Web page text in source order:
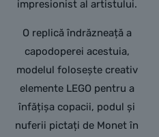
impresionist al artistului.
O replică îndrăzneață a
capodoperei acestuia,
modelul folosește creativ
elemente LEGO pentru a
înfățișa copacii, podul și
nuferii pictați de Monet în